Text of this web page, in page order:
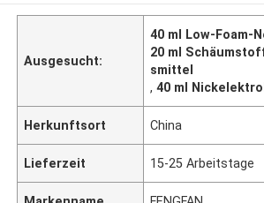
Ausgesucht:
40 ml Low-Foam-
20 ml
smittel
,40 ml
Herkunftsort China
Lieferzeit 15-25 Arbeitstage